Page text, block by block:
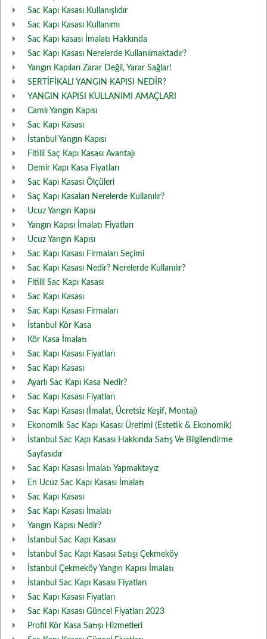
Sac Kapı Kasası Kullanışlıdır
Sac Kapı Kasası Kullanımı
Sac Kapı kasası İmalatı Hakkında
Sac Kapı Kasası Nerelerde Kullanılmaktadır?
Yangın Kapıları Zarar Değil, Yarar Sağlar!
SERTİFİKALI YANGIN KAPISI NEDİR?
YANGIN KAPISI KULLANIMI AMAÇLARI
Camlı Yangın Kapısı
Sac Kapı Kasası
İstanbul Yangın Kapısı
Fitilli Saç Kapı Kasası Avantajı
Demir Kapı Kasa Fiyatları
Sac Kapı Kasası Ölçüleri
Saç Kapı Kasaları Nerelerde Kullanılır?
Ucuz Yangın Kapısı
Yangın Kapısı İmalatı Fiyatları
Ucuz Yangın Kapısı
Sac Kapı Kasası Firmaları Seçimi
Sac Kapı Kasası Nedir? Nerelerde Kullanılır?
Fitilli Sac Kapı Kasası
Sac Kapı Kasası
Sac Kapı Kasası Firmaları
İstanbul Kör Kasa
Kör Kasa İmalatı
Sac Kapı Kasası Fiyatları
Sac Kapı Kasası
Ayarlı Sac Kapı Kasa Nedir?
Sac Kapı Kasası Fiyatları
Sac Kapı Kasası (İmalat, Ücretsiz Keşif, Montaj)
Ekonomik Sac Kapı Kasası Üretimi (Estetik & Ekonomik)
İstanbul Sac Kapı Kasası Hakkında Satış Ve Bilgilendirme
Sayfasıdır
Sac Kapı Kasası İmalatı Yapmaktayız
En Ucuz Sac Kapı Kasası İmalatı
Sac Kapı Kasası
Sac Kapı Kasası İmalatı
Yangın Kapısı Nedir?
İstanbul Sac Kapı Kasası
İstanbul Sac Kapı Kasası Satışı Çekmeköy
İstanbul Çekmeköy Yangın Kapısı İmalatı
İstanbul Sac Kapı Kasası Fiyatları
Sac Kapı Kasası Fiyatları
Sac Kapı Kasası Güncel Fiyatları 2023
Profil Kör Kasa Satışı Hizmetleri